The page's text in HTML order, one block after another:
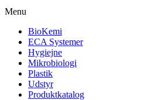
Menu
BioKemi
ECA Systemer
Hygiejne
Mikrobiologi
Plastik
Udstyr
Produktkatalog